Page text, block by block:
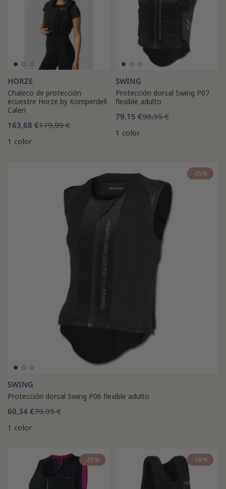
HORZE
Chaleco de protección
ecuestre Horze by Komperdell
Caleri
163,68 €179,99 €
1 color
SWING
Protección dorsal Swing P07
flexible adulto
79,15 €99,95 €
1 color
-25%
SWING
Protección dorsal Swing P06 flexible adulto
60,34 €79,95 €
1 color
-25% -18%